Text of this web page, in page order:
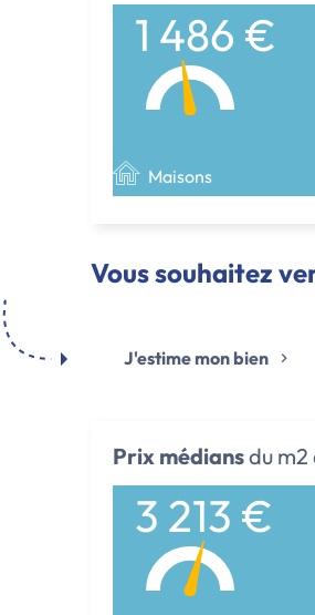
1 486 €
Maisons
Vous souhaitez
J'estime mon bien
Prix médiansdu m2
3 213 €